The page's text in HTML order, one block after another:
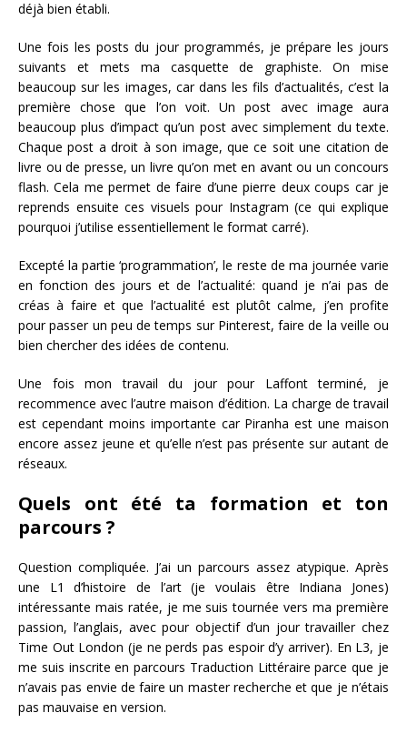
déjà bien établi.
Une fois les posts du jour programmés, je prépare les jours
suivants et mets ma casquette de graphiste. On mise
beaucoup sur les images, car dans les fils d’actualités, c’est la
première chose que l’on voit. Un post avec image aura
beaucoup plus d’impact qu’un post avec simplement du texte.
Chaque post a droit à son image, que ce soit une citation de
livre ou de presse, un livre qu’on met en avant ou un concours
flash. Cela me permet de faire d’une pierre deux coups car je
reprends ensuite ces visuels pour Instagram (ce qui explique
pourquoi j’utilise essentiellement le format carré).
Excepté la partie ‘programmation’, le reste de ma journée varie
en fonction des jours et de l’actualité: quand je n’ai pas de
créas à faire et que l’actualité est plutôt calme, j’en profite
pour passer un peu de temps sur Pinterest, faire de la veille ou
bien chercher des idées de contenu.
Une fois mon travail du jour pour Laffont terminé, je
recommence avec l’autre maison d’édition. La charge de travail
est cependant moins importante car Piranha est une maison
encore assez jeune et qu’elle n’est pas présente sur autant de
réseaux.
Quels ont été ta formation et ton
parcours ?
Question compliquée. J’ai un parcours assez atypique. Après
une L1 d’histoire de l’art (je voulais être Indiana Jones)
intéressante mais ratée, je me suis tournée vers ma première
passion, l’anglais, avec pour objectif d’un jour travailler chez
Time Out London (je ne perds pas espoir d’y arriver). En L3, je
me suis inscrite en parcours Traduction Littéraire parce que je
n’avais pas envie de faire un master recherche et que je n’étais
pas mauvaise en version.